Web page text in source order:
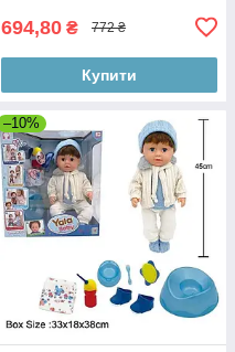
694,80 ₴ 772 ₴
Купити
–10%